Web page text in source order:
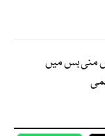
منی بس میں